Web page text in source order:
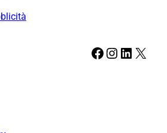
Facebook Instagram LinkedIn X